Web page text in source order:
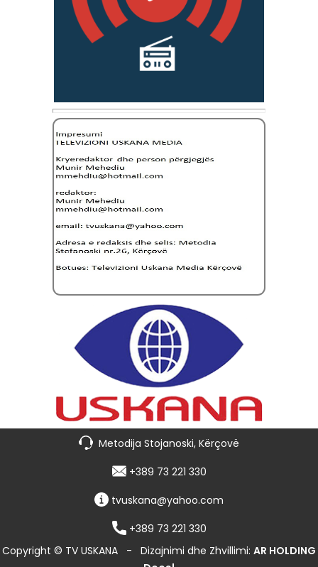
Metodija Stojanoski, Kërçovë
+389 73 221 330
tvuskana@yahoo.com
+389 73 221 330
Copyright © TV USKANA - Dizajnimi dhe Zhvillimi: AR HOLDING